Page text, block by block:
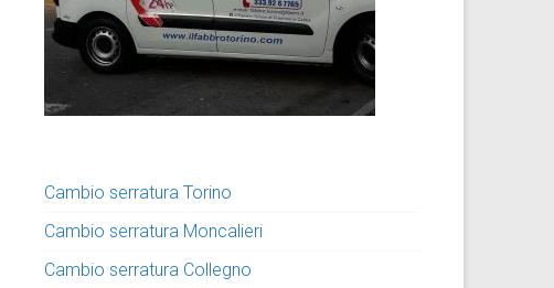
Cambio serratura Torino
Cambio serratura Moncalieri
Cambio serratura Collegno